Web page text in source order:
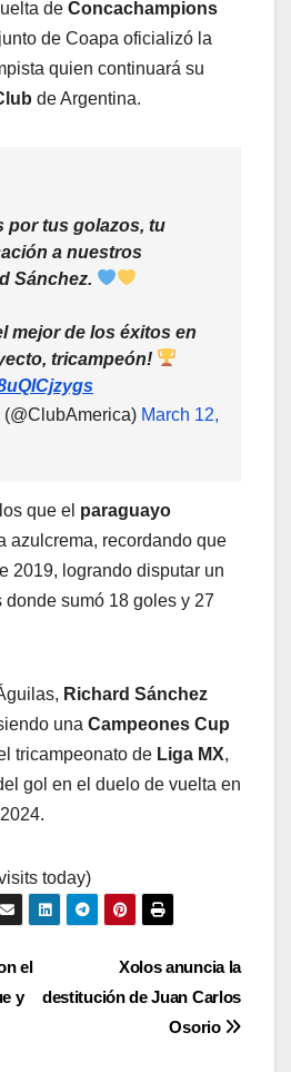
de Concachampions
de Coapa oficializó la
quien continuará su
de Argentina.
por tus golazos, tu
a nuestros
Sánchez.
mejor de los éxitos en
tricampeón!
March 12,
que el paraguayo
azulcrema, recordando que
2019, logrando disputar un
donde sumó 18 goles y 27
Richard Sánchez
una Campeones Cup
tricampeonato de Liga MX,
gol en el duelo de vuelta en
today)
Xolos anuncia la
destitución de Juan Carlos
Osorio
el
y